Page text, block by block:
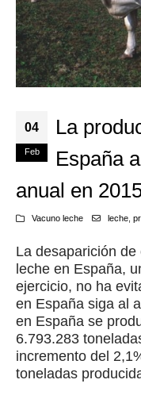
04
Feb
La
España
anual en
Vacuno leche leche,
La desaparición
leche en España,
ejercicio, no ha
en España siga al
en España se
6.793.283
incremento del
toneladas